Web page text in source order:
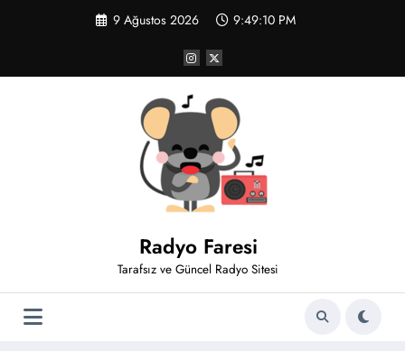
9 Ağustos 2026 9:49:10 PM
Radyo Faresi
Tarafsız ve Güncel Radyo Sitesi